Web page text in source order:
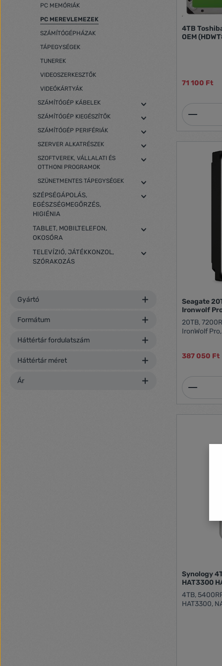
PC MEMÓRIÁK
PC MEREVLEMEZEK
SZÁMÍTÓGÉPHÁZAK
TÁPEGYSÉGEK
TUNEREK
VIDEOSZERKESZTŐK
VIDEÓKÁRTYÁK
SZÁMÍTÓGÉP KÁBELEK
SZÁMÍTÓGÉP KIEGÉSZÍTŐK
SZÁMÍTÓGÉP PERIFÉRIÁK
SZERVER ALKATRÉSZEK
SZOFTVEREK, VÁLLALATI ÉS
OTTHONI PROGRAMOK
SZÜNETMENTES TÁPEGYSÉGEK
SZÉPSÉGÁPOLÁS,
EGÉSZSÉGMEGŐRZÉS,
HIGIÉNIA
TABLET, MOBILTELEFON,
OKOSÓRA
TELEVÍZIÓ, JÁTÉKKONZOL,
SZÓRAKOZÁS
Gyártó
Formátum
Háttértár fordulatszám
Háttértár méret
Ár
4TB
OEM
71 100 Ft
Seagate
Ironwolf
20TB,
IronWolf
387 050 Ft
Synology
HAT3300
4TB,
HAT3300,